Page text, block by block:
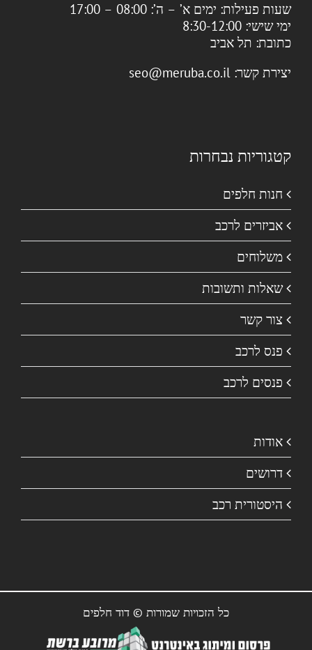
שעות פעילות: ימים א’ – ה’: 08:00 – 17:00
ימי שישי: 8:30-12:00
כתובת: תל אביב
יצירת קשר: seo@meruba.co.il
קטגוריות נבחרות
חנות חלפים
אביזרים לרכב
משלוחים
שאלות ותשובות
צור קשר
פנס לרכב
פנסים לרכב
אודות
דרושים
היסטורית רכב
כל הזכויות שמורות © דוד חלפים